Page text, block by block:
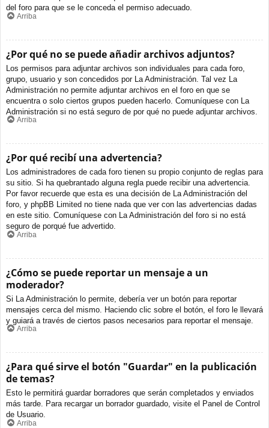
del foro para que se le conceda el permiso adecuado.
Arriba
¿Por qué no se puede añadir archivos adjuntos?
Los permisos para adjuntar archivos son individuales para cada foro,
grupo, usuario y son concedidos por La Administración. Tal vez La
Administración no permite adjuntar archivos en el foro en que se
encuentra o solo ciertos grupos pueden hacerlo. Comuníquese con La
Administración si no está seguro de por qué no puede adjuntar archivos.
Arriba
¿Por qué recibí una advertencia?
Los administradores de cada foro tienen su propio conjunto de reglas para
su sitio. Si ha quebrantado alguna regla puede recibir una advertencia.
Por favor recuerde que esta es una decisión de La Administración del
foro, y phpBB Limited no tiene nada que ver con las advertencias dadas
en este sitio. Comuníquese con La Administración del foro si no está
seguro de porqué fue advertido.
Arriba
¿Cómo se puede reportar un mensaje a un
moderador?
Si La Administración lo permite, debería ver un botón para reportar
mensajes cerca del mismo. Haciendo clic sobre el botón, el foro le llevará
y guiará a través de ciertos pasos necesarios para reportar el mensaje.
Arriba
¿Para qué sirve el botón "Guardar" en la publicación
de temas?
Esto le permitirá guardar borradores que serán completados y enviados
más tarde. Para recargar un borrador guardado, visite el Panel de Control
de Usuario.
Arriba